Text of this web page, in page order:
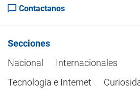
Contactanos
Secciones
Nacional
Internacionales
Tecnología e Internet